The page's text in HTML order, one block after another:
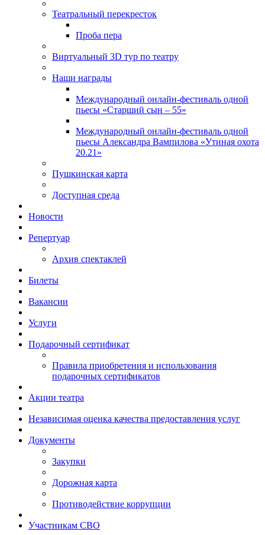
Театральный перекресток
Проба пера
Виртуальный 3D тур по театру
Наши награды
Международный онлайн-фестиваль одной
пьесы «Старший сын – 55»
Международный онлайн-фестиваль одной
пьесы Александра Вампилова «Утиная охота
20.21»
Пушкинская карта
Доступная среда
Новости
Репертуар
Архив спектаклей
Билеты
Вакансии
Услуги
Подарочный сертификат
Правила приобретения и использования
подарочных сертификатов
Акции театра
Независимая оценка качества предоставления услуг
Документы
Закупки
Дорожная карта
Противодействие коррупции
Участникам СВО